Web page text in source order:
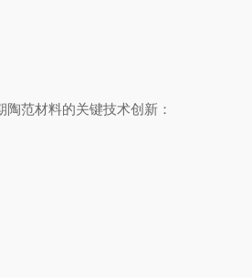
范材料的关键技术创新：